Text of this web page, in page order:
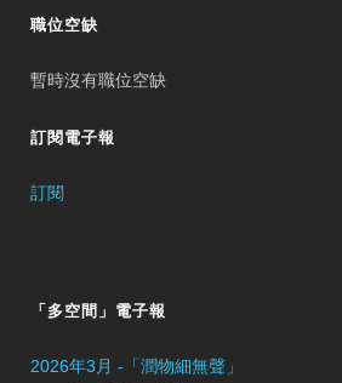
職位空缺
暫時沒有職位空缺
訂閱電子報
訂閱
「多空間」電子報
2026年3月 -「潤物細無聲」